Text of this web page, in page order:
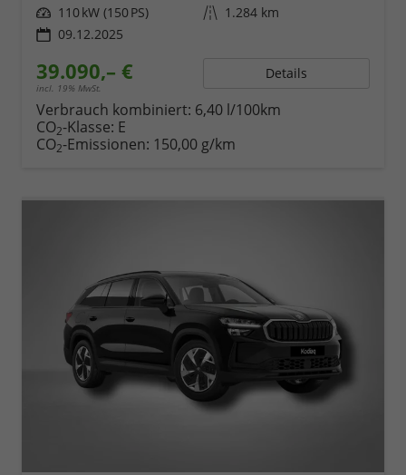
Leistung 110 kW (150 PS) Kilometerstand 1.284 km
09.12.2025
39.090,– €
incl. 19% MwSt.
Details
Verbrauch kombiniert: 6,40 l/100km
CO2-Klasse: E
CO2-Emissionen: 150,00 g/km